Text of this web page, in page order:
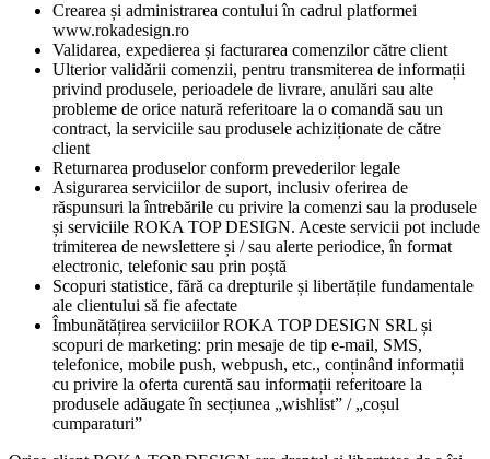
Crearea și administrarea contului în cadrul platformei
www.rokadesign.ro
Validarea, expedierea și facturarea comenzilor către client
Ulterior validării comenzii, pentru transmiterea de informații
privind produsele, perioadele de livrare, anulări sau alte
probleme de orice natură referitoare la o comandă sau un
contract, la serviciile sau produsele achiziționate de către
client
Returnarea produselor conform prevederilor legale
Asigurarea serviciilor de suport, inclusiv oferirea de
răspunsuri la întrebările cu privire la comenzi sau la produsele
și serviciile ROKA TOP DESIGN. Aceste servicii pot include
trimiterea de newslettere și / sau alerte periodice, în format
electronic, telefonic sau prin poștă
Scopuri statistice, fără ca drepturile și libertățile fundamentale
ale clientului să fie afectate
Îmbunătățirea serviciilor ROKA TOP DESIGN SRL și
scopuri de marketing: prin mesaje de tip e-mail, SMS,
telefonice, mobile push, webpush, etc., conținând informații
cu privire la oferta curentă sau informații referitoare la
produsele adăugate în secțiunea „wishlist” / „coșul
cumparaturi”